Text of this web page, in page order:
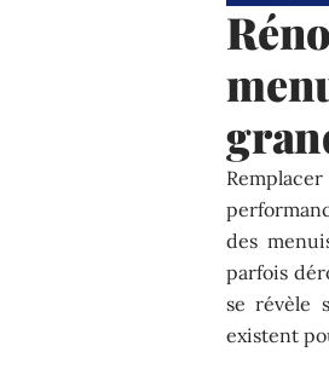
des
parfois
se révèle
existent